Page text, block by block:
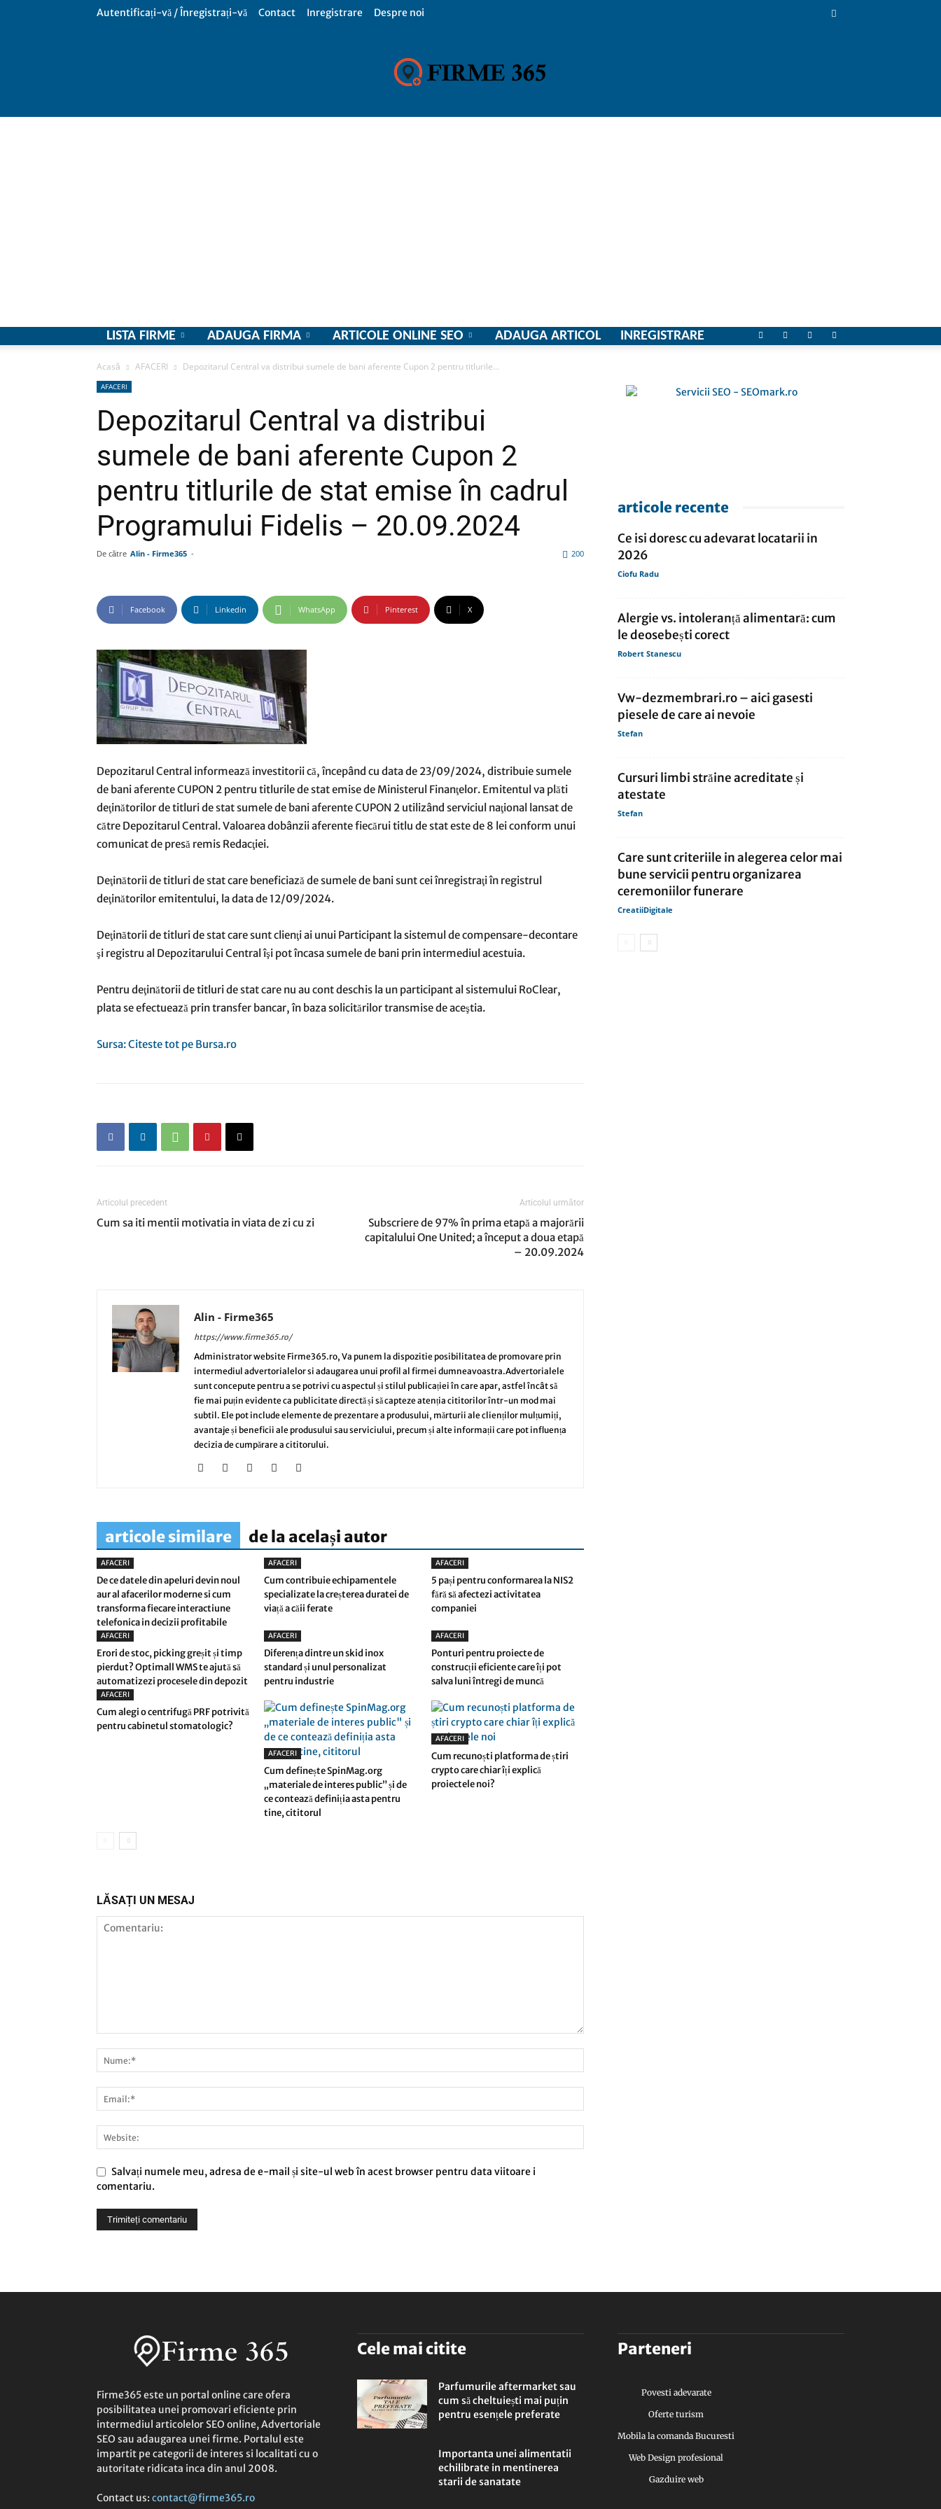
Autentificați-vă / Înregistrați-vă Contact Inregistrare Despre noi
si
presa
LISTA FIRME ADAUGA FIRMA ARTICOLE ONLINE SEO ADAUGA ARTICOL INREGISTRARE
Acasă AFACERI Depozitarul Central va distribui sumele de bani aferente Cupon 2 pentru titlurile...
AFACERI
Depozitarul Central va distribui
sumele de bani aferente Cupon 2
pentru titlurile de stat emise în cadrul
Programului Fidelis – 20.09.2024
De către Alin - Firme365 - 200
Facebook Linkedin WhatsApp Pinterest X
Depozitarul Central informează investitorii că, începând cu data de 23/09/2024, distribuie sumele
de bani aferente CUPON 2 pentru titlurile de stat emise de Ministerul Finanţelor. Emitentul va plăti
deţinătorilor de titluri de stat sumele de bani aferente CUPON 2 utilizând serviciul naţional lansat de
către Depozitarul Central. Valoarea dobânzii aferente fiecărui titlu de stat este de 8 lei conform unui
comunicat de presă remis Redacţiei.
Deţinătorii de titluri de stat care beneficiază de sumele de bani sunt cei înregistraţi în registrul
deţinătorilor emitentului, la data de 12/09/2024.
Deţinătorii de titluri de stat care sunt clienţi ai unui Participant la sistemul de compensare-decontare
şi registru al Depozitarului Central îşi pot încasa sumele de bani prin intermediul acestuia.
Pentru deţinătorii de titluri de stat care nu au cont deschis la un participant al sistemului RoClear,
plata se efectuează prin transfer bancar, în baza solicitărilor transmise de aceştia.
Sursa: Citeste tot pe Bursa.ro
Articolul precedent
Cum sa iti mentii motivatia in viata de zi cu zi
Articolul următor
Subscriere de 97% în prima etapă a majorării
capitalului One United; a început a doua etapă
– 20.09.2024
Alin - Firme365
https://www.firme365.ro/
Administrator website Firme365.ro, Va punem la dispozitie posibilitatea de promovare prin
intermediul advertorialelor si adaugarea unui profil al firmei dumneavoastra.Advertorialele
sunt concepute pentru a se potrivi cu aspectul și stilul publicației în care apar, astfel încât să
fie mai puțin evidente ca publicitate directă și să capteze atenția cititorilor într-un mod mai
subtil. Ele pot include elemente de prezentare a produsului, mărturii ale clienților mulțumiți,
avantaje și beneficii ale produsului sau serviciului, precum și alte informații care pot influența
decizia de cumpărare a cititorului.
articole similare de la același autor
AFACERI
De ce datele din apeluri devin noul
aur al afacerilor moderne si cum
transforma fiecare interactiune
telefonica in decizii profitabile
AFACERI
Cum contribuie echipamentele
specializate la creșterea duratei de
viață a căii ferate
AFACERI
5 pași pentru conformarea la NIS2
fără să afectezi activitatea
companiei
AFACERI
Erori de stoc, picking greșit și timp
pierdut? Optimall WMS te ajută să
automatizezi procesele din depozit
AFACERI
Diferența dintre un skid inox
standard și unul personalizat
pentru industrie
AFACERI
Ponturi pentru proiecte de
construcții eficiente care îți pot
salva luni întregi de muncă
AFACERI
Cum alegi o centrifugă PRF potrivită
pentru cabinetul stomatologic?
AFACERI
Cum definește SpinMag.org
„materiale de interes public” și de
ce contează definiția asta pentru
tine, cititorul
AFACERI
Cum recunoști platforma de știri
crypto care chiar îți explică
proiectele noi?
LĂSAȚI UN MESAJ
Salvați numele meu, adresa de e-mail și site-ul web în acest browser pentru data viitoare i
comentariu.
articole recente
Ce isi doresc cu adevarat locatarii in
2026
Ciofu Radu
Alergie vs. intoleranță alimentară: cum
le deosebești corect
Robert Stanescu
Vw-dezmembrari.ro – aici gasesti
piesele de care ai nevoie
Stefan
Cursuri limbi străine acreditate și
atestate
Stefan
Care sunt criteriile in alegerea celor mai
bune servicii pentru organizarea
ceremoniilor funerare
CreatiiDigitale
Firme365 este un portal online care ofera
posibilitatea unei promovari eficiente prin
intermediul articolelor SEO online, Advertoriale
SEO sau adaugarea unei firme. Portalul este
impartit pe categorii de interes si localitati cu o
autoritate ridicata inca din anul 2008.
Contact us: contact@firme365.ro
Cele mai citite
Parfumurile aftermarket sau
cum să cheltuiești mai puțin
pentru esențele preferate
Importanta unei alimentatii
echilibrate in mentinerea
starii de sanatate
Parteneri
Povesti adevarate
Oferte turism
Mobila la comanda Bucuresti
Web Design profesional
Gazduire web